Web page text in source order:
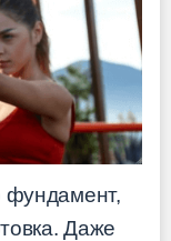
фундамент,
Даже